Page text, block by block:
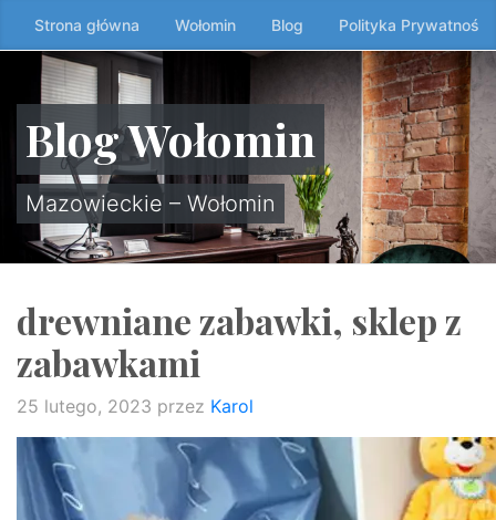
Przeskocz
do
treści
↷
Strona główna Wołomin Blog Polityka Prywatności
Blog Wołomin
Mazowieckie – Wołomin
drewniane zabawki, sklep z
zabawkami
25 lutego, 2023 przez Karol